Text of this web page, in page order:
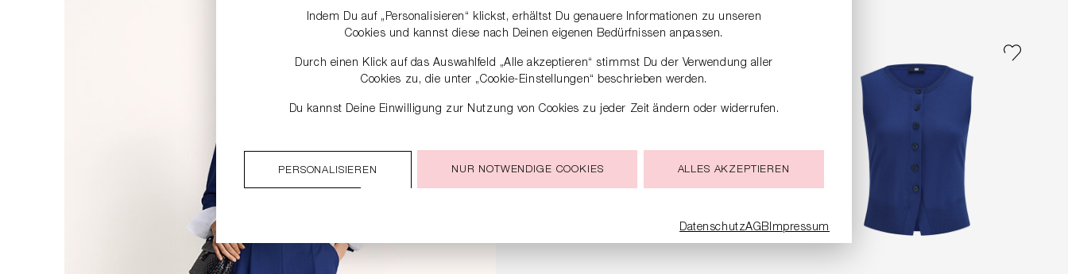
Indem Du auf „Personalisieren“ klickst, erhältst Du genauere Informationen zu unseren
Cookies und kannst diese nach Deinen eigenen Bedürfnissen anpassen.
Durch einen Klick auf das Auswahlfeld „Alle akzeptieren“ stimmst Du der Verwendung aller
Cookies zu, die unter „Cookie-Einstellungen“ beschrieben werden.
Du kannst Deine Einwilligung zur Nutzung von Cookies zu jeder Zeit ändern oder widerrufen.
PERSONALISIEREN NUR NOTWENDIGE COOKIES ALLES AKZEPTIEREN
DatenschutzAGBImpressum